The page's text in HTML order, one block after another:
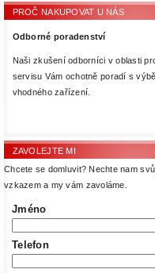
PROČ NAKUPOVAT U NÁS
Odborné poradenství
Naši zkušení odborníci v oblasti
servisu Vám ochotně poradí s
vhodného zařízení.
ZAVOLEJTE MI
Chcete se domluvit? Nechte nam
vzkazem a my vám zavoláme.
Jméno
Telefon